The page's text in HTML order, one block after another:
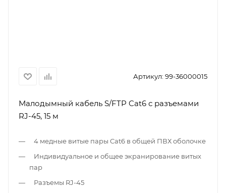
Артикул: 99-36000015
Малодымный кабель S/FTP Cat6 с разъемами
RJ-45, 15 м
4 медные витые пары Cat6 в общей ПВХ оболочке
Индивидуальное и общее экранирование витых
пар
Разъемы RJ-45